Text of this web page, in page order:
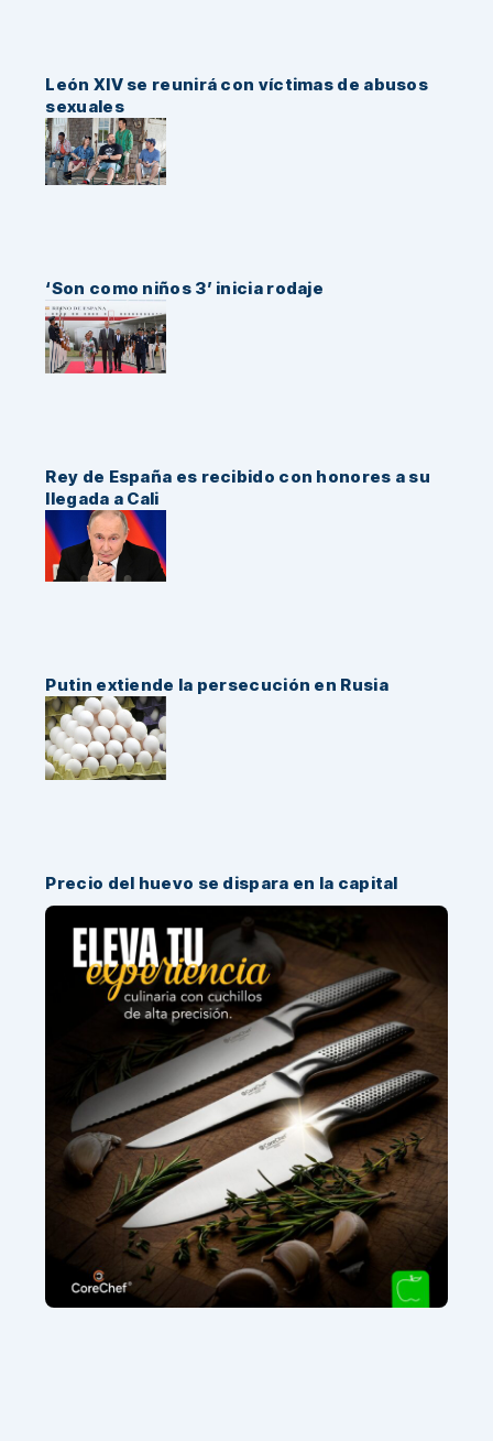
León XIV se reunirá con víctimas de abusos
sexuales
‘Son como niños 3’ inicia rodaje
Rey de España es recibido con honores a su
llegada a Cali
Putin extiende la persecución en Rusia
Precio del huevo se dispara en la capital